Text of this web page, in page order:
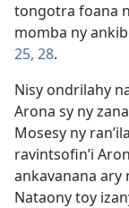
tongotra foana
momba ny
25, 28.
Nisy ondrilahy
Arona sy ny
Mosesy ny
ravintsofin’i
ankavanana ary
Nataony toy